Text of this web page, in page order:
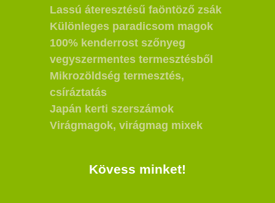
Lassú áteresztésű faöntöző zsák
Különleges paradicsom magok
100% kenderrost szőnyeg
vegyszermentes termesztésből
Mikrozöldség termesztés,
csíráztatás
Japán kerti szerszámok
Virágmagok, virágmag mixek
Kövess minket!